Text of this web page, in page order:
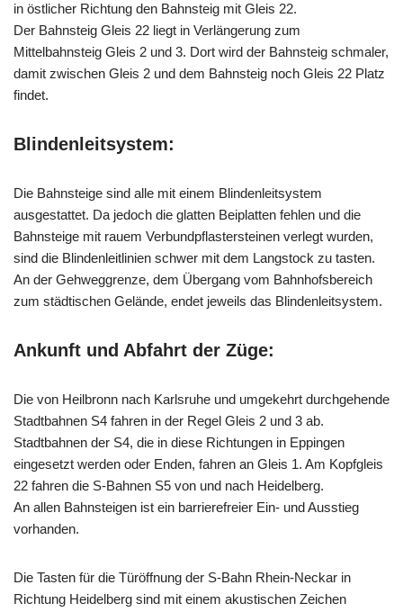
in östlicher Richtung den Bahnsteig mit Gleis 22.
Der Bahnsteig Gleis 22 liegt in Verlängerung zum
Mittelbahnsteig Gleis 2 und 3. Dort wird der Bahnsteig schmaler,
damit zwischen Gleis 2 und dem Bahnsteig noch Gleis 22 Platz
findet.
Blindenleitsystem:
Die Bahnsteige sind alle mit einem Blindenleitsystem
ausgestattet. Da jedoch die glatten Beiplatten fehlen und die
Bahnsteige mit rauem Verbundpflastersteinen verlegt wurden,
sind die Blindenleitlinien schwer mit dem Langstock zu tasten.
An der Gehweggrenze, dem Übergang vom Bahnhofsbereich
zum städtischen Gelände, endet jeweils das Blindenleitsystem.
Ankunft und Abfahrt der Züge:
Die von Heilbronn nach Karlsruhe und umgekehrt durchgehende
Stadtbahnen S4 fahren in der Regel Gleis 2 und 3 ab.
Stadtbahnen der S4, die in diese Richtungen in Eppingen
eingesetzt werden oder Enden, fahren an Gleis 1. Am Kopfgleis
22 fahren die S-Bahnen S5 von und nach Heidelberg.
An allen Bahnsteigen ist ein barrierefreier Ein- und Ausstieg
vorhanden.
Die Tasten für die Türöffnung der S-Bahn Rhein-Neckar in
Richtung Heidelberg sind mit einem akustischen Zeichen